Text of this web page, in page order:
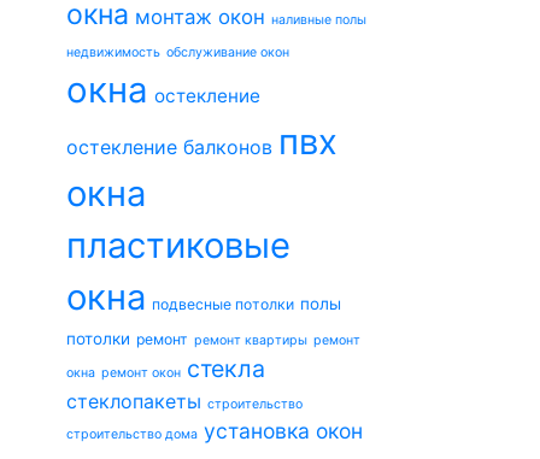
окна монтаж окон наливные полы
недвижимость обслуживание окон
окна остекление
остекление балконов пвх
окна
пластиковые
окна подвесные потолки полы
потолки ремонт ремонт квартиры ремонт
окна ремонт окон стекла
стеклопакеты строительство
строительство дома установка окон